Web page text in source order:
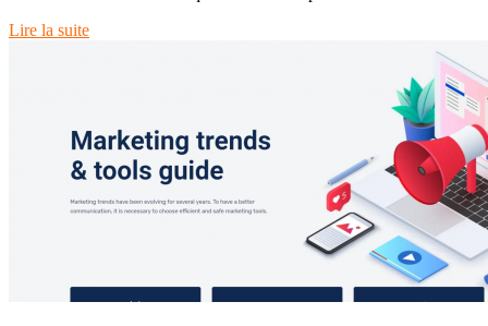
Lire la suite